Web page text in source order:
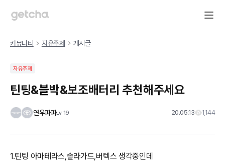
커뮤니티 자유주제 게시글
자유주제
틴팅&블박&보조배터리 추천해주세요
연우파파Lv 19 20.05.13 1,144
1.틴팅 아마테라스,솔라가드,버텍스 생각중인데